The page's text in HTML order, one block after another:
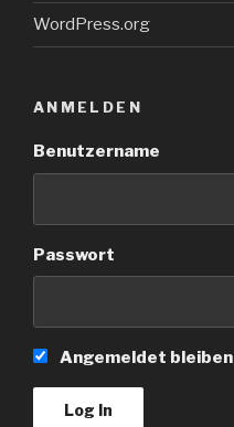
WordPress.org
ANMELDEN
Benutzername
Passwort
Angemeldet bleiben